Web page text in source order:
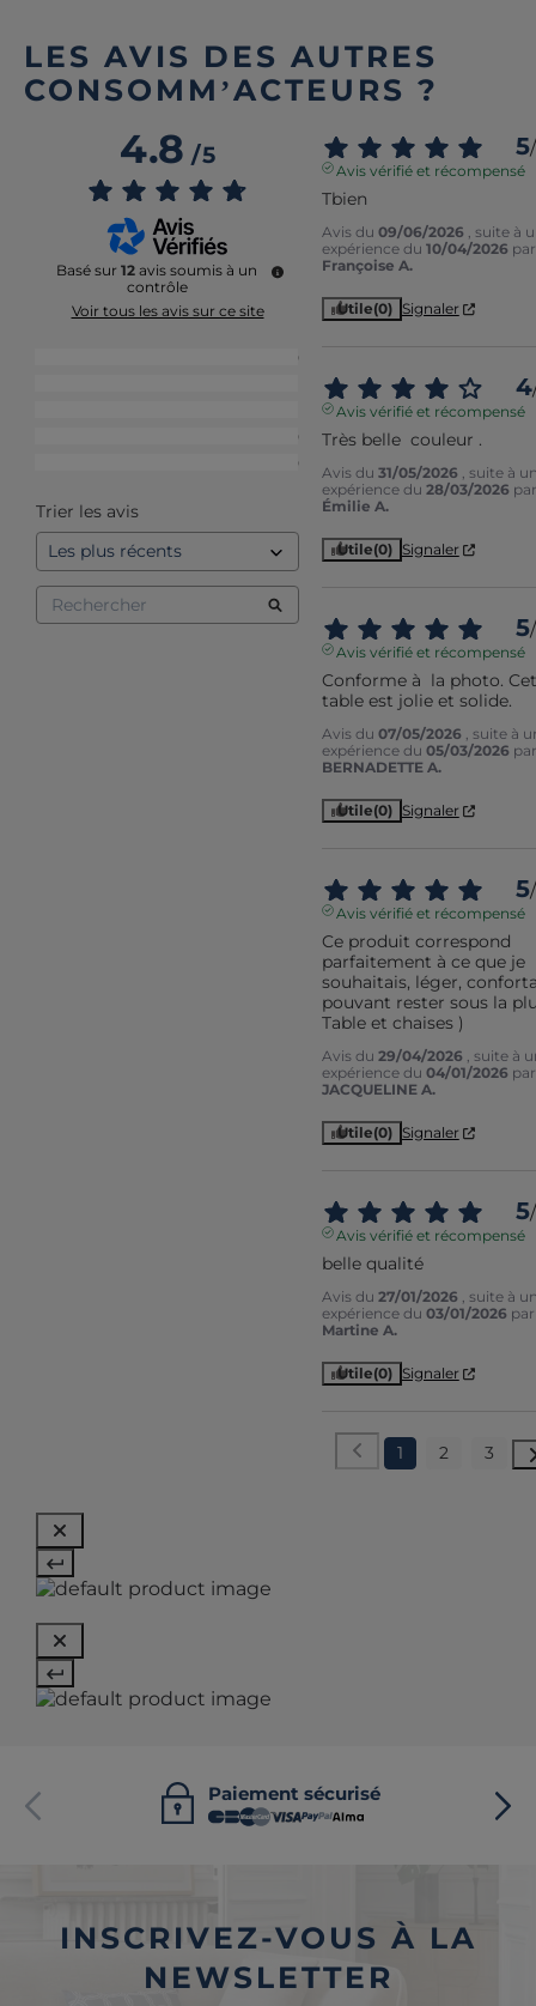
LES AVIS DES AUTRES
CONSOMM’ACTEURS ?
4.8/5
Basé sur 12 avis soumis à un
contrôle
Voir tous les avis sur ce site
10
0
0
Trier les avis
5/
Avis vérifié et récompensé
Tbien
Avis du 09/06/2026 , suite à
expérience du 10/04/2026 par
Françoise A.
Utile(0) Signaler
4
Avis vérifié et récompensé
Très belle  couleur .
Avis du 31/05/2026 , suite à
expérience du 28/03/2026 par
Émilie A.
Utile(0) Signaler
5/
Avis vérifié et récompensé
Conforme à  la photo.
table est jolie et solide.
Avis du 07/05/2026 , suite à
expérience du 05/03/2026 par
BERNADETTE A.
Utile(0) Signaler
5/
Avis vérifié et récompensé
Ce produit correspond
parfaitement à ce que je
souhaitais, léger,
pouvant rester sous la
Table et chaises )
Avis du 29/04/2026 , suite à
expérience du 04/01/2026 par
JACQUELINE A.
Utile(0) Signaler
5/
Avis vérifié et récompensé
belle qualité
Avis du 27/01/2026 , suite à
expérience du 03/01/2026 par
Martine A.
Utile(0) Signaler
1 2 3
Paiement sécurisé
INSCRIVEZ-VOUS À LA
NEWSLETTER